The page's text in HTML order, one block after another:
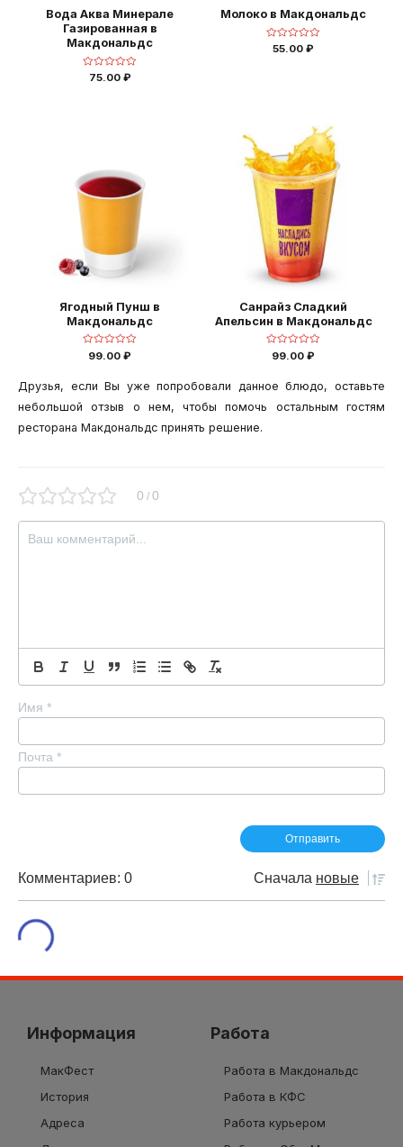
Вода Аква Минерале
Газированная в
Макдональдс
Оценка
75.00 ₽
Молоко в Макдональдс
Оценка
55.00 ₽
Ягодный Пунш в
Макдональдс
Оценка
99.00 ₽
Санрайз Сладкий
Апельсин в Макдональдс
Оценка
99.00 ₽
Друзья, если Вы уже попробовали данное блюдо, оставьте
небольшой отзыв о нем, чтобы помочь остальным гостям
ресторана Макдональдс принять решение.
0 / 0
Имя *
Почта *
Комментариев: 0 Сначала новые
Информация
МакФест
История
Адреса
Работа
Работа в Макдональдс
Работа в КФС
Работа курьером